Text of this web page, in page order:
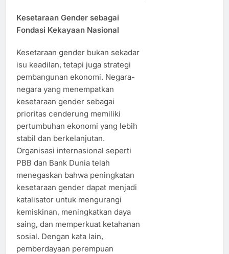
Kesetaraan Gender sebagai
Fondasi Kekayaan Nasional
Kesetaraan gender bukan sekadar
isu keadilan, tetapi juga strategi
pembangunan ekonomi. Negara-
negara yang menempatkan
kesetaraan gender sebagai
prioritas cenderung memiliki
pertumbuhan ekonomi yang lebih
stabil dan berkelanjutan.
Organisasi internasional seperti
PBB dan Bank Dunia telah
menegaskan bahwa peningkatan
kesetaraan gender dapat menjadi
katalisator untuk mengurangi
kemiskinan, meningkatkan daya
saing, dan memperkuat ketahanan
sosial. Dengan kata lain,
pemberdayaan perempuan